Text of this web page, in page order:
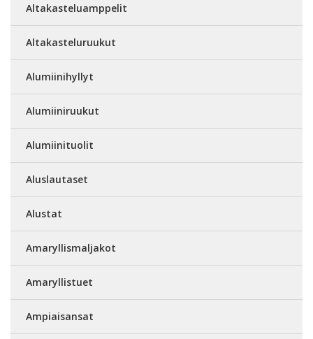
Altakasteluamppelit
Altakasteluruukut
Alumiinihyllyt
Alumiiniruukut
Alumiinituolit
Aluslautaset
Alustat
Amaryllismaljakot
Amaryllistuet
Ampiaisansat